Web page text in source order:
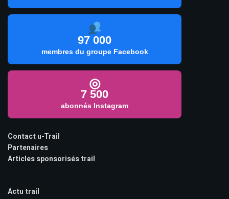
97 000
membres du groupe Facebook
◎
7 500
abonnés Instagram
Contact u-Trail
Partenaires
Articles sponsorisés trail
Actu trail